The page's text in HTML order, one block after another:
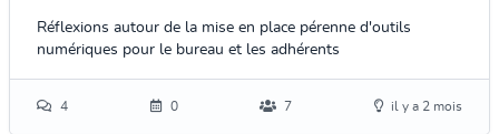
Réflexions autour de la mise en place pérenne d'outils
numériques pour le bureau et les adhérents
4 0 7 il y a 2 mois